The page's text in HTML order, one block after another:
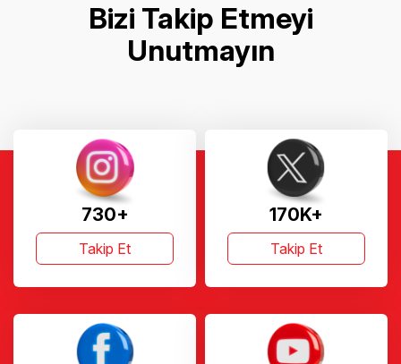
Bizi Takip Etmeyi
Unutmayın
730+
Takip Et
170K+
Takip Et